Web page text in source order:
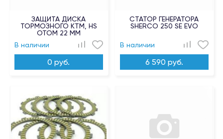
ЗАЩИТА ДИСКА
ТОРМОЗНОГО KTM, HS
OTOM 22 ММ
В наличии
0 руб.
СТАТОР ГЕНЕРАТОРА
SHERCO 250 SE EVO
В наличии
6 590 руб.